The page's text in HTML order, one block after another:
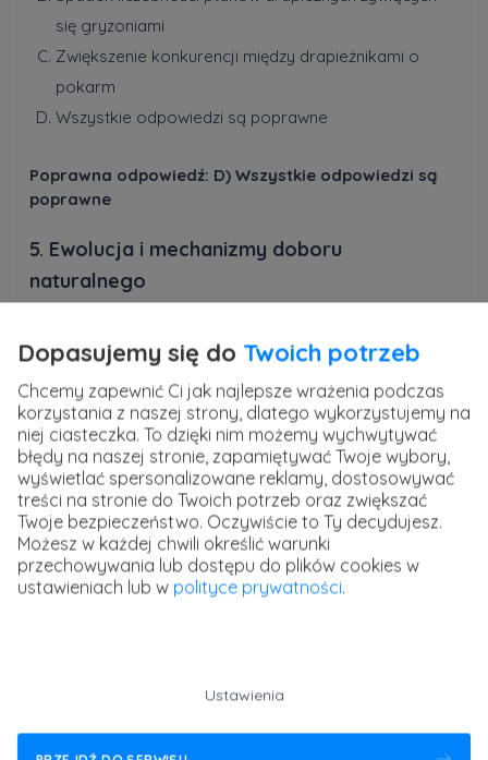
się gryzoniami
Zwiększenie konkurencji między drapieżnikami o
pokarm
Wszystkie odpowiedzi są poprawne
Poprawna odpowiedź: D) Wszystkie odpowiedzi są
poprawne
5. Ewolucja i mechanizmy doboru
naturalnego
przygotować się do:
porównania teorii ewolucji Darwina i teorii
syntetycznej,
analizy dowodów na ewolucję (skamieniałości,
narządy homologiczne i analogiczne),
mechanizmów doboru naturalnego i sztucznej
selekcji,
adaptacji organizmów do środowiska.
Dopasujemy się do Twoich potrzeb
Chcemy zapewnić Ci jak najlepsze wrażenia podczas
korzystania z naszej strony, dlatego wykorzystujemy na
niej ciasteczka. To dzięki nim możemy wychwytywać
błędy na naszej stronie, zapamiętywać Twoje wybory,
wyświetlać spersonalizowane reklamy, dostosowywać
treści na stronie do Twoich potrzeb oraz zwiększać
Twoje bezpieczeństwo. Oczywiście to Ty decydujesz.
Możesz w każdej chwili określić warunki
przechowywania lub dostępu do plików cookies w
ustawieniach lub w polityce prywatności.
Ustawienia